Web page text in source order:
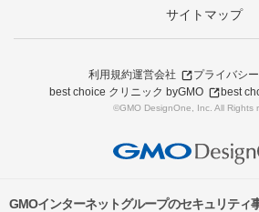
サイトマップ
利用規約運営会社
プライバシ
best choice クリニック byGMO
best
©GMO DesignOne, Inc. All Rights
GMOインターネットグループのセキュリティ